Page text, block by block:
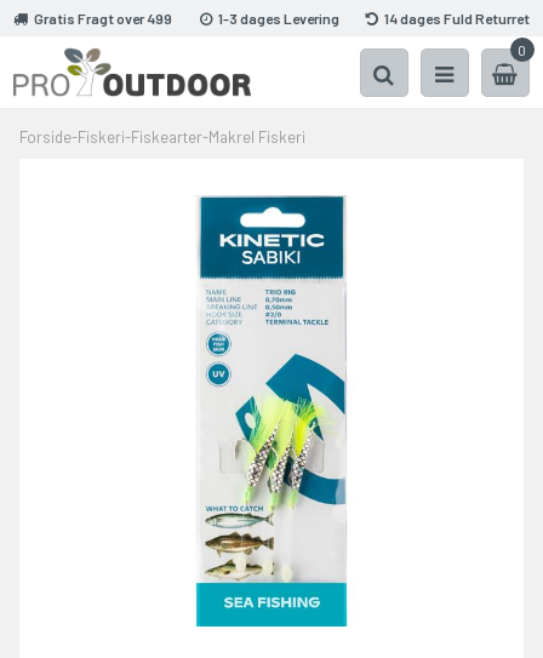
Gratis Fragt over 499 1-3 dages Levering
14 dages Fuld Returret
0
Forside-Fiskeri-Fiskearter-Makrel Fiskeri